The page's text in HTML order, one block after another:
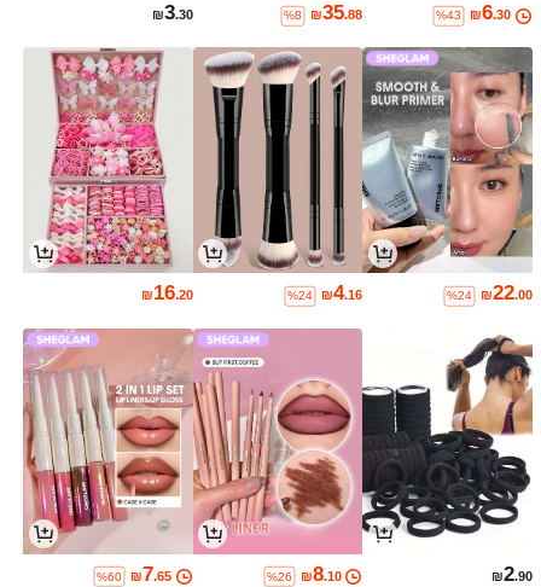
₪6.30
%43
₪35.88
%8
₪3.30
₪22.00
%24
₪4.16
%24
₪16.20
₪2.90
₪8.10
%26
₪7.65
%60